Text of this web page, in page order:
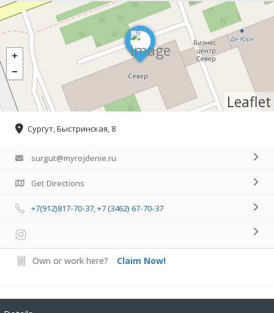
Leaflet
Сургут, Быстринская, 8
surgut@myrojdenie.ru
Get Directions
+7(912)817-70-37, +7 (3462) 67-70-37
Own or work here? Claim Now!